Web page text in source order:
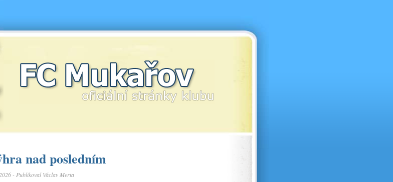
FC Mukařov
nad posledním
- Publikoval Václav Merta